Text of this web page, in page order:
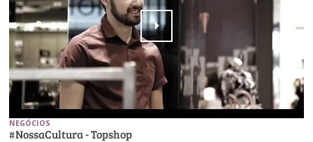
NEGÓCIOS
#NossaCultura - Topshop